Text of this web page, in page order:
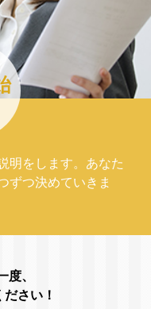
明をします。あなた
ずつ決めていきま
度、
さい！